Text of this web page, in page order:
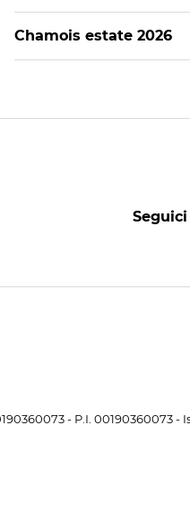
Chamois estate 2026
Seguici
- P.I. 00190360073 -